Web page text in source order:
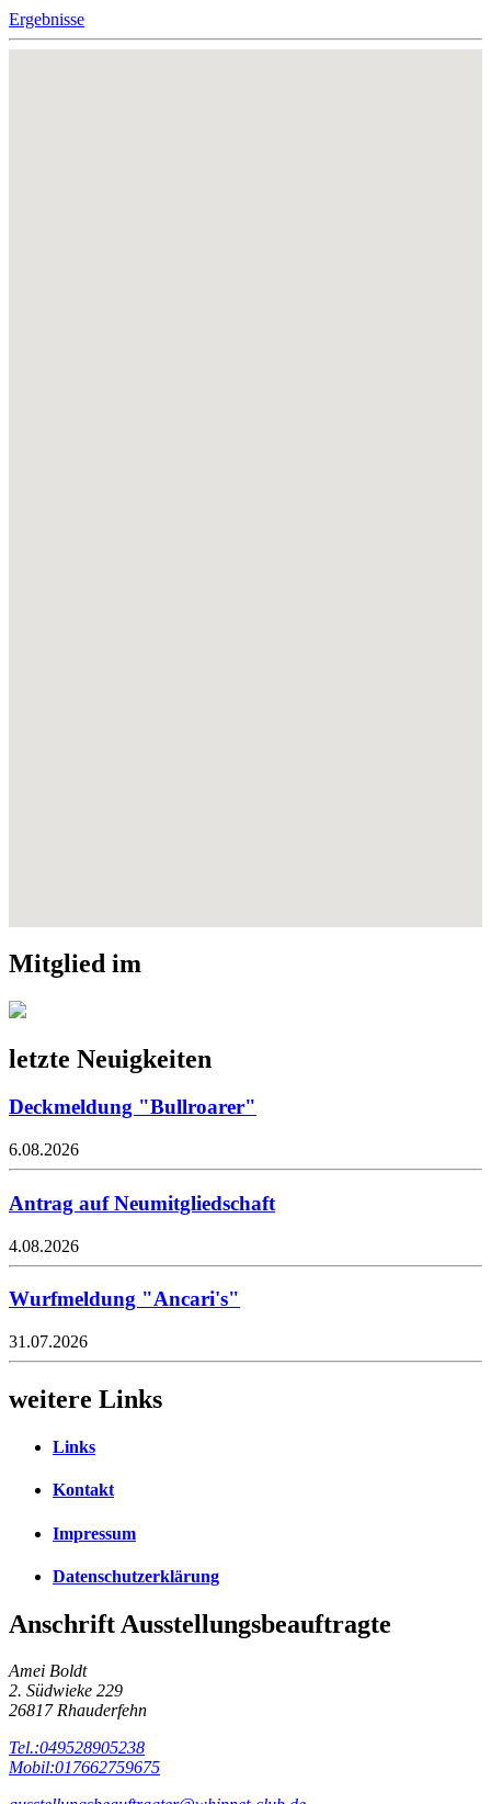
Ergebnisse
Mitglied im
letzte Neuigkeiten
Deckmeldung "Bullroarer"
6.08.2026
Antrag auf Neumitgliedschaft
4.08.2026
Wurfmeldung "Ancari's"
31.07.2026
weitere Links
Links
Kontakt
Impressum
Datenschutzerklärung
Anschrift Ausstellungsbeauftragte
Amei Boldt
2. Südwieke 229
26817 Rhauderfehn
Tel.:049528905238
Mobil:017662759675